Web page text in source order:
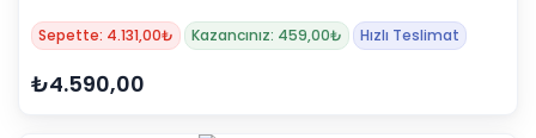
Sepette: 4.131,00₺ Kazancınız: 459,00₺ Hızlı Teslimat
₺4.590,00